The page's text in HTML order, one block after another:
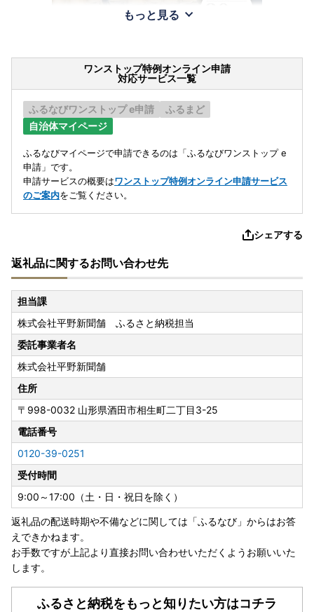
もっと見る
ワンストップ特例オンライン申請
対応サービス一覧
ふるなびワンストップ e申請
ふるまど
自治体マイページ
ふるなびマイページで申請できるのは「ふるなびワンストップ e
申請」です。
申請サービスの概要はワンストップ特例オンライン申請サービス
のご案内をご覧ください。
シェアする
返礼品に関するお問い合わせ先
担当課
株式会社平野新聞舗 ふるさと納税担当
委託事業者名
株式会社平野新聞舗
住所
〒998-0032 山形県酒田市相生町二丁目3-25
電話番号
0120-39-0251
受付時間
9:00～17:00（土・日・祝日を除く）
返礼品の配送時期や不備などに関しては「ふるなび」からはお答
えできかねます。
お手数ですが上記より直接お問い合わせいただくようお願いいた
します。
ふるさと納税をもっと知りたい方はコチラ